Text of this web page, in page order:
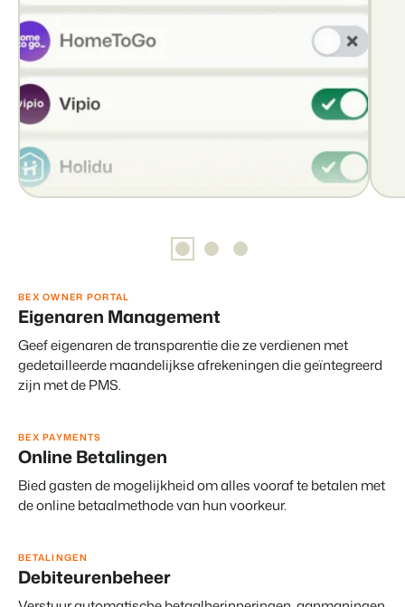
BEX Overzicht
Ontdek de eindeloze mogelijkheden van het Booking
Experts Platform.
Ontdek de voordelen van Booking Experts voor
Vakantieparken.
Voor Concerns
Ontdek de voordelen van Booking Experts voor Concerns &
Contact
Neem contact op
Over ons
Leer de mensen achter Booking Experts kennen
Vastgoedprojecten
transformeren tot
volgeboekte vakantieparken
BEX OWNER PORTAL
Eigenaren Management
Geef eigenaren de transparentie die ze verdienen met
gedetailleerde maandelijkse afrekeningen die geïntegreerd
zijn met de PMS.
BEX PAYMENTS
Online Betalingen
Bied gasten de mogelijkheid om alles vooraf te betalen met
de online betaalmethode van hun voorkeur.
BETALINGEN
Debiteurenbeheer